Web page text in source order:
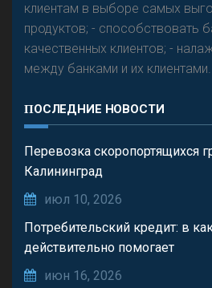
клиентам в выборе самых
продуктов; - способствовать
качественных клиентов; -
между банками и их клиентами.
ПОСЛЕДНИЕ НОВОСТИ
Перевозка скоропортящихся
Калининград
июл 10, 2026
Потребительский кредит: в
действительно помогает
июн 16, 2026